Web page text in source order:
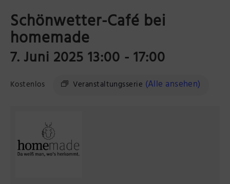
Olafs Werkstatt
BODONI Vielseithof
Präsenzstelle Prignitz Standort Neuruppin
Brandenburg-Preußen Museum Wustrau
Tourist Information
Impressionen der Region
Schönwetter-Café bei
homemade
7. Juni 2025 13:00-17:00
Veranstaltungsserie (Alle ansehen)
Kostenlos